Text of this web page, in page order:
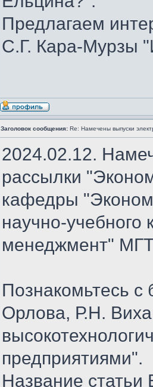
Предлагаем
С.Г. Кара-Мурзы
Заголовок сообщения: Re: Намечены выпуски
2024.02.12.
рассылки
кафедры
научно-
менеджмент"
Познакомьтесь с
Орлова, Р.Н.
предприятиями".
Название статьи